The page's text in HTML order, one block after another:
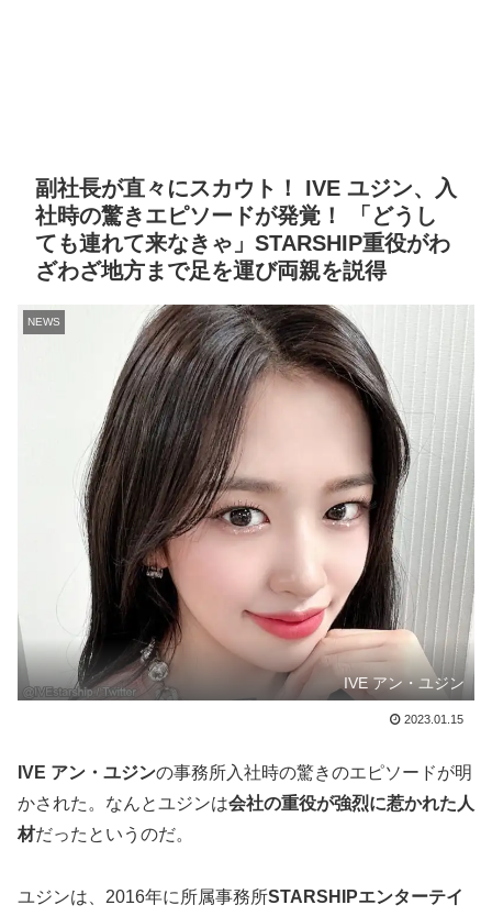
副社長が直々にスカウト！ IVE ユジン、入
社時の驚きエピソードが発覚！ 「どうし
ても連れて来なきゃ」STARSHIP重役がわ
ざわざ地方まで足を運び両親を説得
NEWS
IVE アン・ユジン
2023.01.15
IVE アン・ユジンの事務所入社時の驚きのエピソードが明
かされた。なんとユジンは会社の重役が強烈に惹かれた人
材だったというのだ。
ユジンは、2016年に所属事務所STARSHIPエンターテイ